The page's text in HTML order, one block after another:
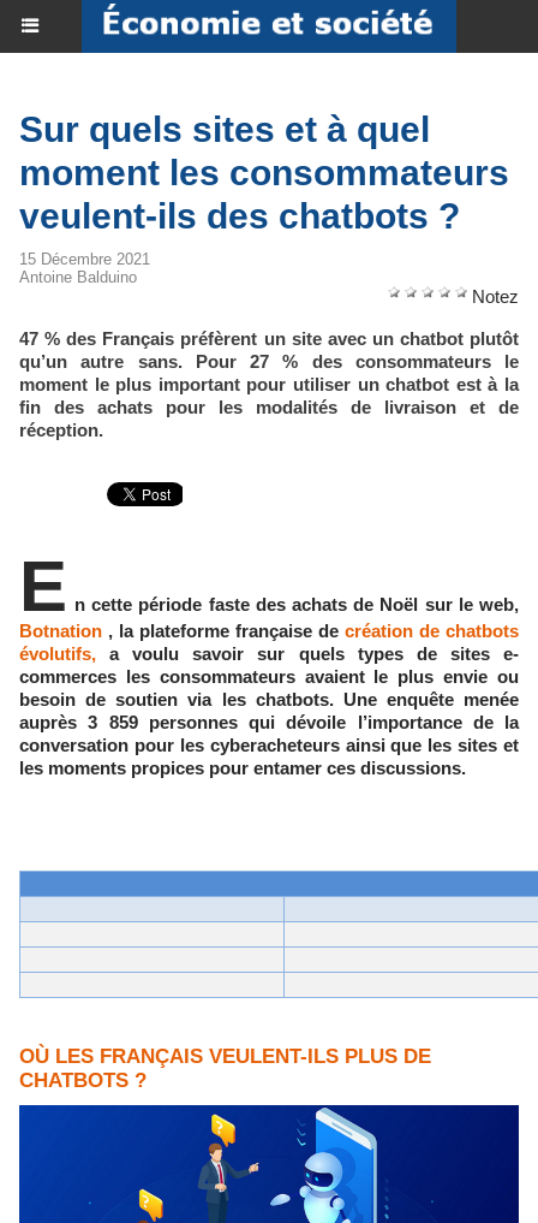
Sur quels sites et à quel
moment les consommateurs
veulent-ils des chatbots ?
15 Décembre 2021
Antoine Balduino
Notez
47 % des Français préfèrent un site avec un chatbot plutôt
qu’un autre sans. Pour 27 % des consommateurs le
moment le plus important pour utiliser un chatbot est à la
fin des achats pour les modalités de livraison et de
réception.
E n cette période faste des achats de Noël sur le web,
Botnation , la plateforme française de création de chatbots
évolutifs,
a voulusavoir sur quels types de sites e-
commerces les consommateurs avaient le plus envie ou
besoin de soutien via les chatbots. Une enquête menée
auprès 3 859 personnes qui dévoile l’importance de la
conversation pour les cyberacheteurs ainsi que les sites et
les moments propices pour entamer ces discussions.
OÙ LES FRANÇAIS VEULENT-ILS PLUS DE
CHATBOTS ?